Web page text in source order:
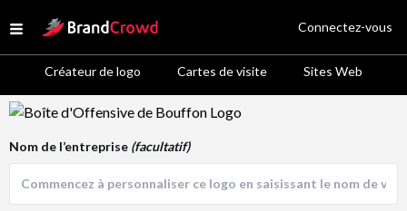
Open menu
Site Logo
Créateur de logo Cartes de visite Sites Web
Connectez-vous
Logo Template Preview
Nom de l’entreprise (facultatif)